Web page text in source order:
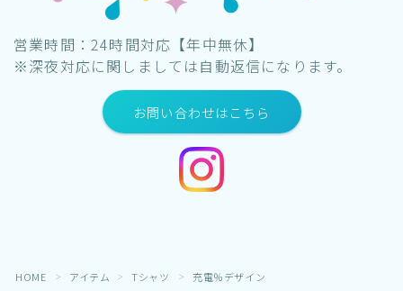
営業時間：24時間対応【年中無休】
※深夜対応に関しましては自動返信になります。
お問い合わせはこちら
HOME ＞ アイテム ＞ Tシャツ ＞ 充電％デザイン